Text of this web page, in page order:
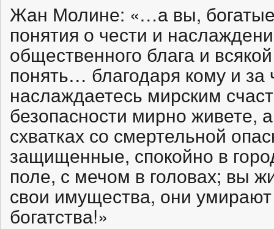
Жан Молине: «…а вы,
понятия о чести и
общественного блага и
понять… благодаря кому и за
наслаждаетесь мирским
безопасности мирно
схватках со смертельной
защищенные, спокойно в
поле, с мечом в головах; вы
свои имущества, они
богатства!»